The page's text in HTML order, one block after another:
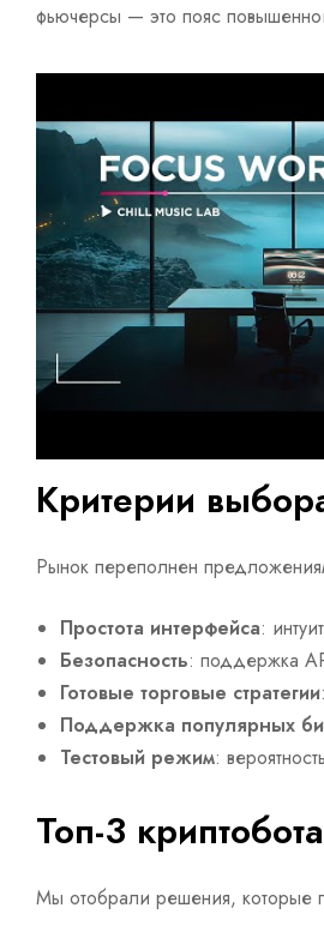
фьючерсы — это пояс
Критерии
Рынок переполнен
Простота интерфейса:
Безопасность: поддержка
Готовые торговые стратегии
Поддержка популярных
Тестовый режим:
Топ-3
Мы отобрали решения, которые